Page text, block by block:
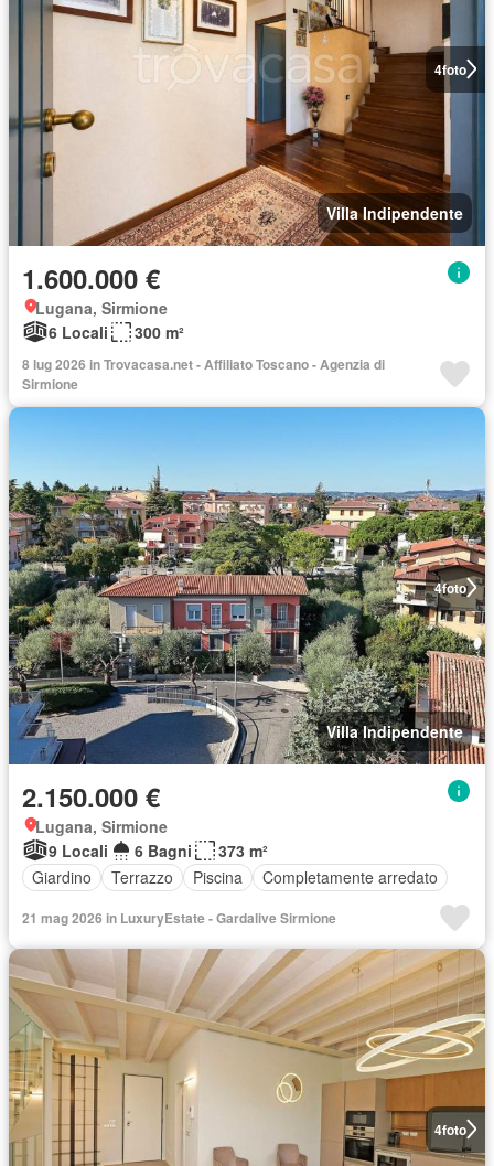
4foto
Villa Indipendente
1.600.000 €
Lugana, Sirmione
6 Locali
300 m²
8 lug 2026 in Trovacasa.net - Affiliato Toscano - Agenzia di
Sirmione
4foto
Villa Indipendente
2.150.000 €
Lugana, Sirmione
9 Locali
6 Bagni
373 m²
Giardino
Terrazzo Piscina Completamente arredato
21 mag 2026 in LuxuryEstate - Gardalive Sirmione
4foto